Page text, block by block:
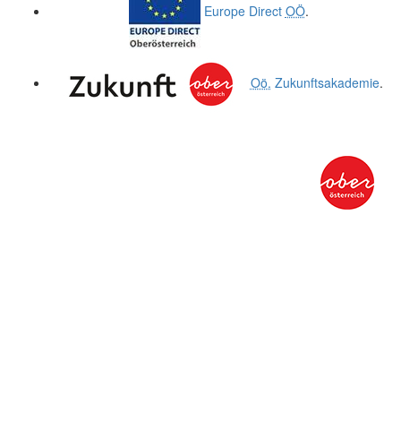
Europe Direct OÖ.
Oö. Zukunftsakademie.